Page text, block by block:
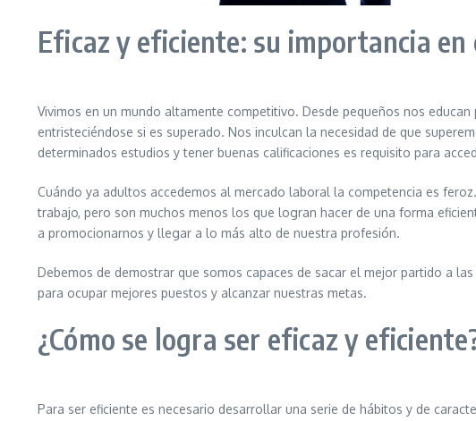
Eficaz y eficiente: su importancia
Vivimos en un mundo altamente competitivo. Desde pequeños nos
entristeciéndose si es superado. Nos inculcan la necesidad de que
determinados estudios y tener buenas calificaciones es requisito para
Cuándo ya adultos accedemos al mercado laboral la competencia es
trabajo, pero son muchos menos los que logran hacer de una forma
a promocionarnos y llegar a lo más alto de nuestra profesión.
Debemos de demostrar que somos capaces de sacar el mejor partido a
para ocupar mejores puestos y alcanzar nuestras metas.
¿Cómo se logra ser eficaz y
Para ser eficiente es necesario desarrollar una serie de hábitos y de